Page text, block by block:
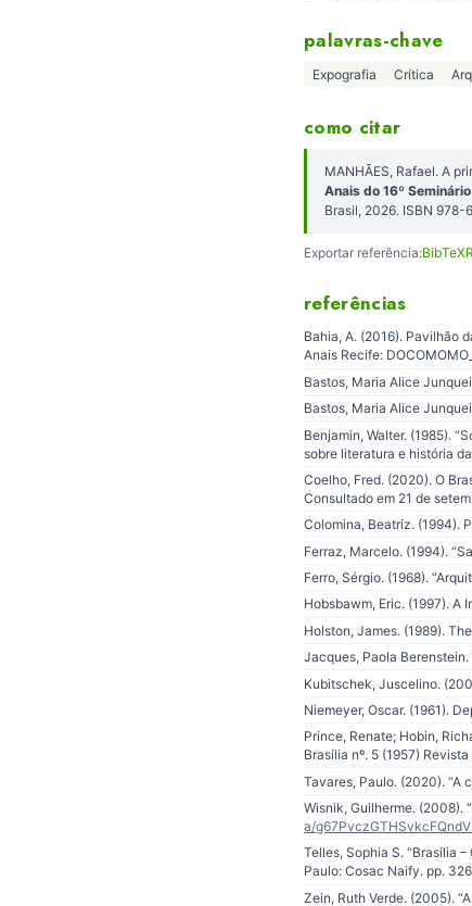
palavras-chave
Expografia Crítica
como citar
MANHÃES, Rafael. A
Anais do 16º
Brasil, 2026. ISBN
Exportar referência:BibTeX
referências
Bahia, A. (2016). Pavilhão
Anais Recife:
Bastos, Maria Alice
Bastos, Maria Alice
Benjamin, Walter. (1985).
sobre literatura e história
Coelho, Fred. (2020). O
Consultado em 21 de
Colomina, Beatriz. (1994).
Ferraz, Marcelo. (1994).
Ferro, Sérgio. (1968).
Hobsbawm, Eric. (1997). A
Holston, James. (1989).
Jacques, Paola
Kubitschek, Juscelino.
Niemeyer, Oscar. (1961).
Prince, Renate; Hobin,
Brasília nº. 5 (1957)
Tavares, Paulo. (2020). “A
Wisnik, Guilherme. (2008).
a/
Telles, Sophia S. “Brasília
Paulo: Cosac Naify. pp.
Zein, Ruth Verde. (2005).